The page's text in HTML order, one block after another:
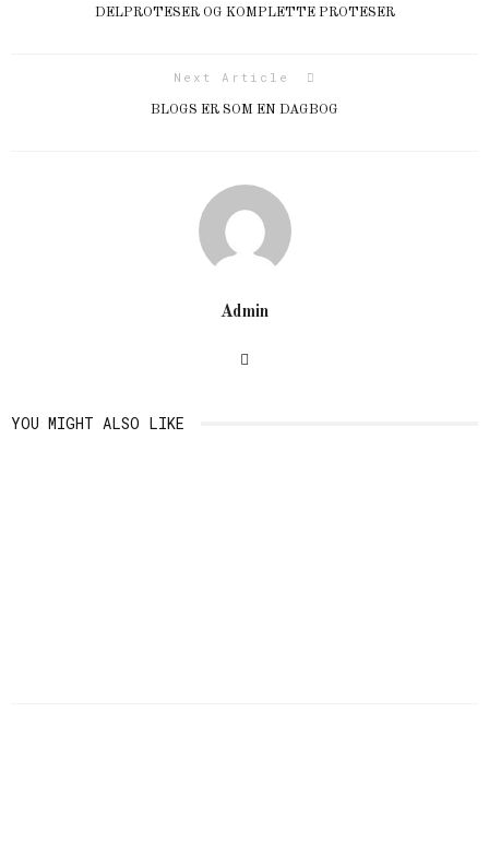
DELPROTESER OG KOMPLETTE PROTESER
Next Article
BLOGS ER SOM EN DAGBOG
Admin
YOU MIGHT ALSO LIKE